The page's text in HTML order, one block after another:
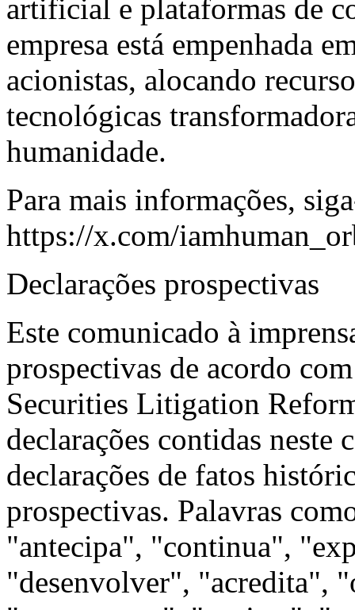
artificial e plataformas de
empresa está empenhada
acionistas, alocando
tecnológicas
humanidade.
Para mais informações,
https://x.com/
Declarações prospectivas
Este comunicado à
prospectivas de acordo
Securities Litigation
declarações contidas neste
declarações de fatos
prospectivas. Palavras
"antecipa", "continua",
"desenvolver", "acredita",